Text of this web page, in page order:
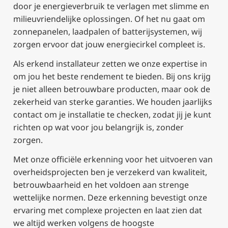
door je energieverbruik te verlagen met slimme en
milieuvriendelijke oplossingen. Of het nu gaat om
zonnepanelen, laadpalen of batterijsystemen, wij
zorgen ervoor dat jouw energiecirkel compleet is.
Als erkend installateur zetten we onze expertise in
om jou het beste rendement te bieden. Bij ons krijg
je niet alleen betrouwbare producten, maar ook de
zekerheid van sterke garanties. We houden jaarlijks
contact om je installatie te checken, zodat jij je kunt
richten op wat voor jou belangrijk is, zonder
zorgen.
Met onze officiële erkenning voor het uitvoeren van
overheidsprojecten ben je verzekerd van kwaliteit,
betrouwbaarheid en het voldoen aan strenge
wettelijke normen. Deze erkenning bevestigt onze
ervaring met complexe projecten en laat zien dat
we altijd werken volgens de hoogste